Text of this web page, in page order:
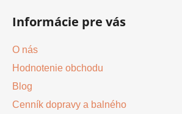
Informácie pre vás
O nás
Hodnotenie obchodu
Blog
Cenník dopravy a balného